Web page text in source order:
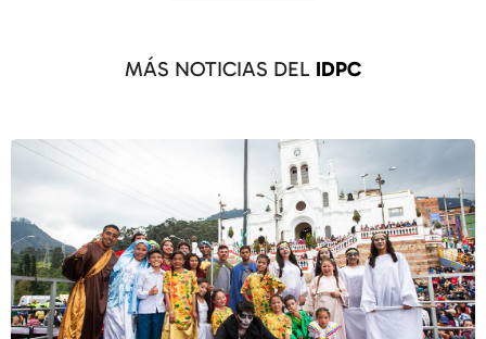
MÁS NOTICIAS DEL IDPC